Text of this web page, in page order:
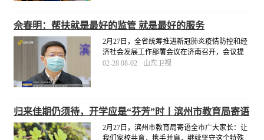
佘春明：帮扶就是最好的监管 就是最好的服务
2月27日，全省统筹推进新冠肺炎疫情防控和经
济社会发展工作部署会议在济南召开，会议提
出了统筹推进疫情防控和经济社会发展工作的
02-28 08-02 山东卫视
归来佳期仍须待，开学应是“芬芳”时丨滨州市教育局寄语
全市广大家长
2月27日，滨州市教育局寄语全市广大家长：让
我们家校共育，携手并肩，继续坚守这个特殊